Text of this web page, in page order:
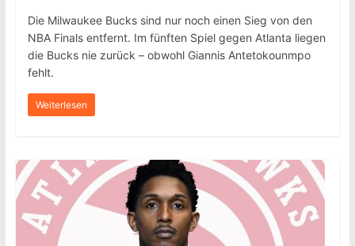
Die Milwaukee Bucks sind nur noch einen Sieg von den
NBA Finals entfernt. Im fünften Spiel gegen Atlanta liegen
die Bucks nie zurück – obwohl Giannis Antetokounmpo
fehlt.
Weiterlesen